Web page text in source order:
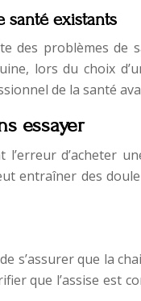
santé existants
des problèmes de
lors du choix
de la santé
essayer
d’acheter
entraîner des
s’assurer que la
que l’assise est